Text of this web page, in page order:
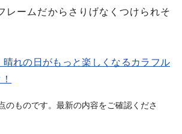
レームだからさりげなくつけられそ
晴れの日がもっと楽しくなるカラフル
のものです。最新の内容をご確認くださ